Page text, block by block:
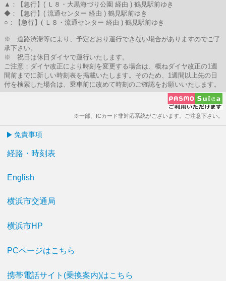
▲：【急行】( Ｌ８・大黒海づり公園 経由 ) 鶴見駅前ゆき
◆：【急行】( 流通センター 経由 ) 鶴見駅前ゆき
○：【急行】( Ｌ８・流通センター 経由 ) 鶴見駅前ゆき
※ 道路渋滞等により、予定どおり運行できない場合がありますのでご了
承下さい。
※ 祝日は休日ダイヤで運行いたします。
ご注意：ダイヤ改正により時刻を変更する場合は、概ねダイヤ改正の1週
間前までに新しい時刻表を掲載いたします。そのため、1週間以上先の日
付を検索した場合は、乗車前に改めて時刻のご確認をお願いいたします。
※一部、ICカード非対応系統がございます。ご注意下さい。
免責事項
経路・時刻表
English
横浜市交通局
横浜市HP
PCページはこちら
携帯電話サイト(乗換案内)はこちら